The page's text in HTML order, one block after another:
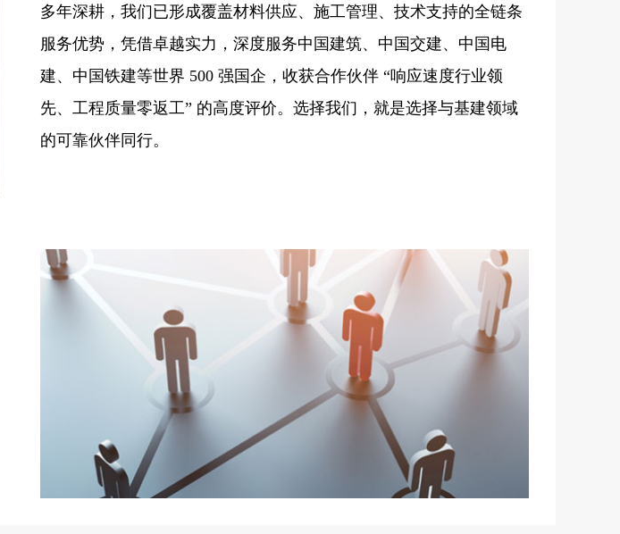
多年深耕，我们已形成覆盖材料供应、施工管理、技术支持的全链条
服务优势，凭借卓越实力，深度服务中国建筑、中国交建、中国电
建、中国铁建等世界 500 强国企，收获合作伙伴 “响应速度行业领
先、工程质量零返工” 的高度评价。选择我们，就是选择与基建领域
的可靠伙伴同行。